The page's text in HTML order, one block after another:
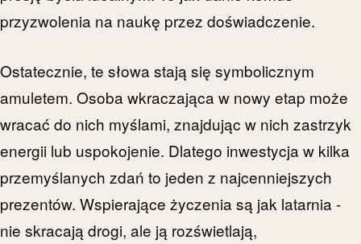
przyzwolenia na naukę przez doświadczenie.
Ostatecznie, te słowa stają się symbolicznym
amuletem. Osoba wkraczająca w nowy etap może
wracać do nich myślami, znajdując w nich zastrzyk
energii lub uspokojenie. Dlatego inwestycja w kilka
przemyślanych zdań to jeden z najcenniejszych
prezentów. Wspierające życzenia są jak latarnia -
nie skracają drogi, ale ją rozświetlają,